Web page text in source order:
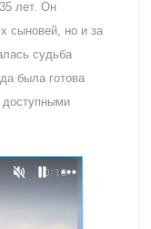
лет. Он
сыновей, но и за
судьба
была готова